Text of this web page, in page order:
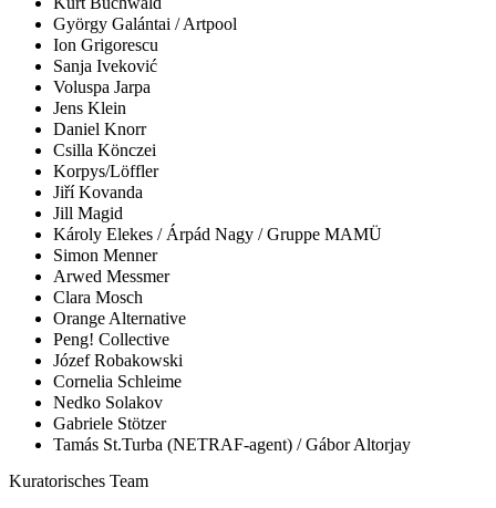
György Galántai / Artpool
Ion Grigorescu
Sanja Iveković
Voluspa Jarpa
Jens Klein
Daniel Knorr
Csilla Könczei
Korpys/Löffler
Jiří Kovanda
Jill Magid
Károly Elekes / Árpád Nagy / Gruppe MAMÜ
Simon Menner
Arwed Messmer
Clara Mosch
Orange Alternative
Peng! Collective
Józef Robakowski
Cornelia Schleime
Nedko Solakov
Gabriele Stötzer
Tamás St.Turba (NETRAF-agent) / Gábor Altorjay
Kuratorisches Team